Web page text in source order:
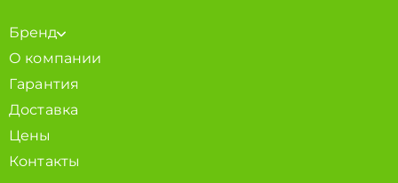
Бренд
О компании
Гарантия
Доставка
Цены
Контакты